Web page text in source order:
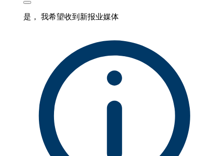
是， 我希望收到新报业媒体